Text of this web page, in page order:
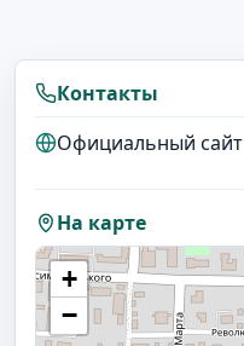
Контакты
Официальный сайт
На карте
+
−